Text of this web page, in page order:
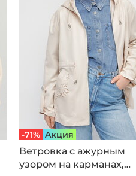
-71% Aкция
Ветровка с ажурным
узором на карманах,